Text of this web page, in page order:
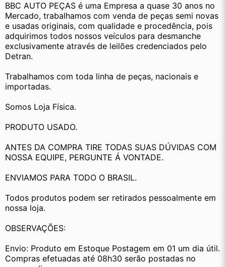
BBC AUTO PEÇAS é uma Empresa a quase 30 anos no
Mercado, trabalhamos com venda de peças semi novas
e usadas originais, com qualidade e procedência, pois
adquirimos todos nossos veículos para desmanche
exclusivamente através de leilões credenciados pelo
Detran.
Trabalhamos com toda linha de peças, nacionais e
importadas.
Somos Loja Física.
PRODUTO USADO.
ANTES DA COMPRA TIRE TODAS SUAS DÚVIDAS COM
NOSSA EQUIPE, PERGUNTE Á VONTADE.
ENVIAMOS PARA TODO O BRASIL.
Todos produtos podem ser retirados pessoalmente em
nossa loja.
OBSERVAÇÕES:
Envio: Produto em Estoque Postagem em 01 um dia útil.
Compras efetuadas até 08h30 serão postadas no